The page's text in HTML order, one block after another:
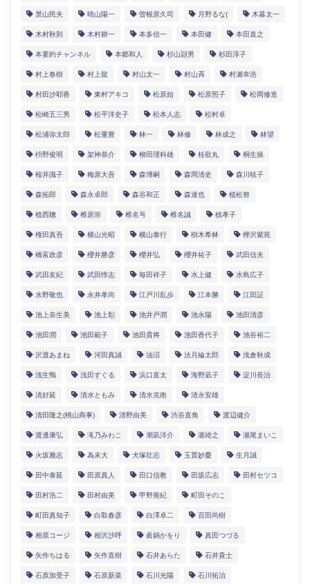
景山民夫 晴山陽一 曽根原久司 月野るな( 木暮太一
木村秋則 木村耕一 本多信一 本田健 本田直之
本要約チャンネル 本郷和人 杉山頴男 杉田淳子
村上春樹 村上龍 村山太一 村山斉 村瀬幸浩
村田沙耶香 東村アキコ 松原始 松原照子 松岡修造
松崎五三男 松平洋史子 松本人志 松村卓
松浦弥太郎 松重豊 林一 林修 林成之 林望
枡野俊明 架神恭介 柳田理科雄 桂歌丸 桐生操
桜井識子 梅原大吾 森博嗣 森岡清史 森川暁子
森拓郎 森永卓郎 森谷和正 森達也 植松努
植西聰 椎原崇 椎名号 椎名誠 槙孝子
権田真吾 横山光昭 横山泰行 樹木希林 樺沢紫苑
橋富政彦 櫻井勝彦 櫻井弘 櫻井祐子 武田信夫
武田友紀 武田惇志 毎田祥子 水上健 水島広子
水野敬也 永井孝尚 江戸川乱歩 江本勝 江田証
池上奈生美 池上彰 池井戸潤 池永陽 池田清彦
池田潤 池田範子 池田貴将 池田香代子 池谷裕二
沢渡あまね 河田真誠 油沼 法月綸太郎 浅倉秋成
浅生鴨 浅田すぐる 浜口直太 海野凪子 淀川長治
清好延 清水ともみ 清水克衛 清永安雄
清田隆之(桃山商事) 清野由美 渋谷直角 渡辺健介
渡邊康弘 滝乃みわこ 潮凪洋介 瀧靖之 瀬尾まいこ
火坂雅志 為末大 犬塚壮志 玉置妙憂 生月誠
田中泰延 田原真人 田口信教 田坂広志 田村セツコ
田村浩二 田村由美 甲野善紀 町田そのこ
町田真知子 白取春彦 白澤卓二 百田尚樹
相原コージ 相沢沙呼 眞鍋かをり 真田つづる
矢作ちはる 矢作直樹 石井あらた 石井貴士
石原加受子 石原新菜 石川光陽 石川拓治